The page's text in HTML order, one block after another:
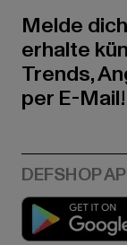
Melde
erhalte
Trends,
per E-Mail!